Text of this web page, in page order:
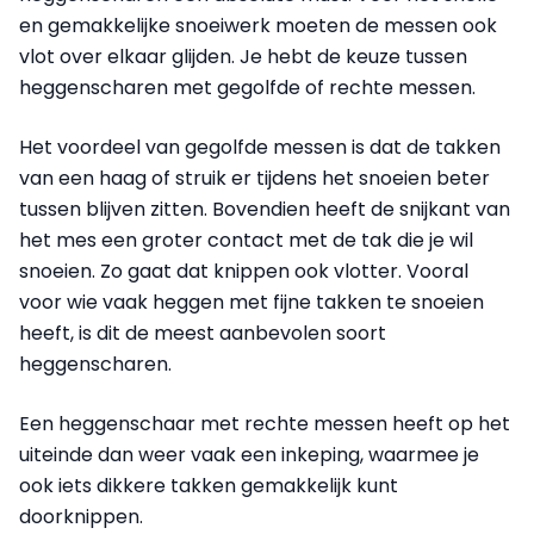
en gemakkelijke snoeiwerk moeten de messen ook
vlot over elkaar glijden. Je hebt de keuze tussen
heggenscharen met gegolfde of rechte messen.
Het voordeel van gegolfde messen is dat de takken
van een haag of struik er tijdens het snoeien beter
tussen blijven zitten. Bovendien heeft de snijkant van
het mes een groter contact met de tak die je wil
snoeien. Zo gaat dat knippen ook vlotter. Vooral
voor wie vaak heggen met fijne takken te snoeien
heeft, is dit de meest aanbevolen soort
heggenscharen.
Een heggenschaar met rechte messen heeft op het
uiteinde dan weer vaak een inkeping, waarmee je
ook iets dikkere takken gemakkelijk kunt
doorknippen.